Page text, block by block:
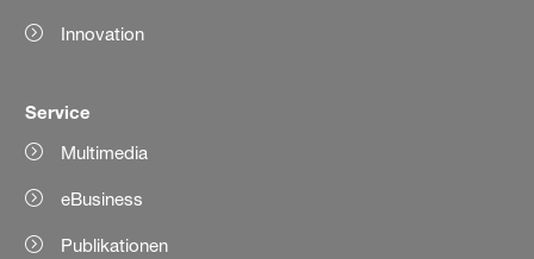
Innovation
Service
Multimedia
eBusiness
Publikationen